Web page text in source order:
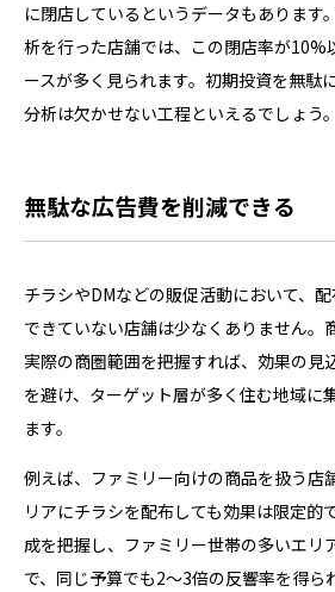
に閉店しているというデータもあります
析を行った店舗では、この閉店率が10%
ースが多く見られます。初期投資を無駄
分析は欠かせない工程といえるでしょう。
無駄な広告費を削減できる
チラシやDMなどの販促活動において、
できていない店舗は少なくありません。
実際の商圏範囲を把握すれば、効果の見
を避け、ターゲット層が多く住む地域に
ます。
例えば、ファミリー向けの商品を扱う店
リアにチラシを配布しても効果は限定的
成を把握し、ファミリー世帯の多いエリ
で、同じ予算でも2〜3倍の反響率を得ら